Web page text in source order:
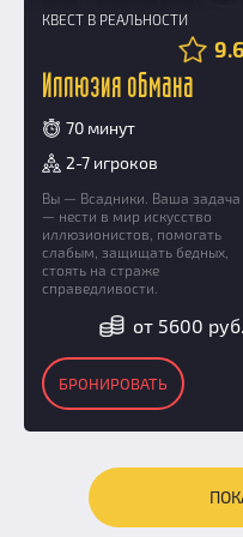
КВЕСТ В РЕАЛЬНОСТИ
9.6
Иллюзия обмана
70 минут
2-7 игроков
Вы — Всадники. Ваша задача
— нести в мир искусство
иллюзионистов, помогать
слабым, защищать бедных,
стоять на страже
справедливости.
от 5600 руб.
БРОНИРОВАТЬ